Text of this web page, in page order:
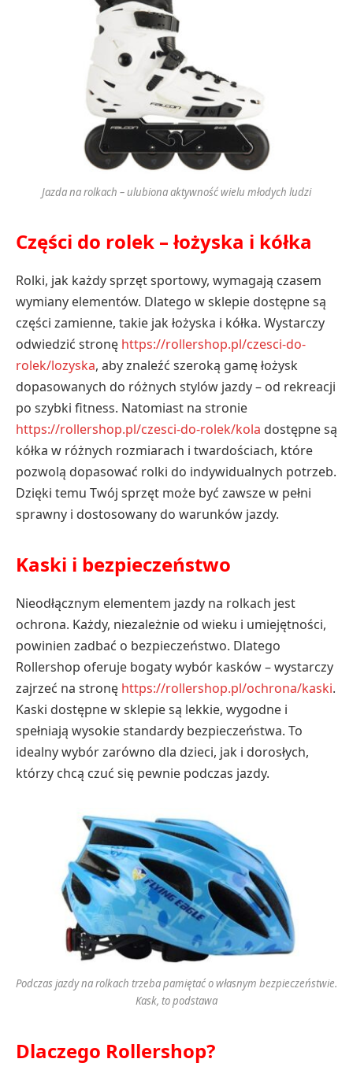
Jazda na rolkach – ulubiona aktywność wielu młodych ludzi
Części do rolek – łożyska i kółka
Rolki, jak każdy sprzęt sportowy, wymagają czasem
wymiany elementów. Dlatego w sklepie dostępne są
części zamienne, takie jak łożyska i kółka. Wystarczy
odwiedzić stronę https://rollershop.pl/czesci-do-
rolek/lozyska, aby znaleźć szeroką gamę łożysk
dopasowanych do różnych stylów jazdy – od rekreacji
po szybki fitness. Natomiast na stronie
https://rollershop.pl/czesci-do-rolek/kola dostępne są
kółka w różnych rozmiarach i twardościach, które
pozwolą dopasować rolki do indywidualnych potrzeb.
Dzięki temu Twój sprzęt może być zawsze w pełni
sprawny i dostosowany do warunków jazdy.
Kaski i bezpieczeństwo
Nieodłącznym elementem jazdy na rolkach jest
ochrona. Każdy, niezależnie od wieku i umiejętności,
powinien zadbać o bezpieczeństwo. Dlatego
Rollershop oferuje bogaty wybór kasków – wystarczy
zajrzeć na stronę https://rollershop.pl/ochrona/kaski.
Kaski dostępne w sklepie są lekkie, wygodne i
spełniają wysokie standardy bezpieczeństwa. To
idealny wybór zarówno dla dzieci, jak i dorosłych,
którzy chcą czuć się pewnie podczas jazdy.
Podczas jazdy na rolkach trzeba pamiętać o własnym bezpieczeństwie.
Kask, to podstawa
Dlaczego Rollershop?